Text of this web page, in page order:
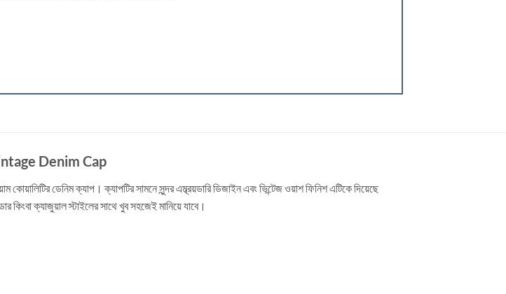
Denim Cap
কোয়ালিটির ডেনিম ক্যাপ। ক্যাপটির সামনে সুন্দর এম্ব্রয়ডারি ডিজাইন এবং ভিন্টেজ ওয়াশ ফিনিশ এটিকে দিয়েছে
ক্যাজুয়াল স্টাইলের সাথে খুব সহজেই মানিয়ে যাবে।